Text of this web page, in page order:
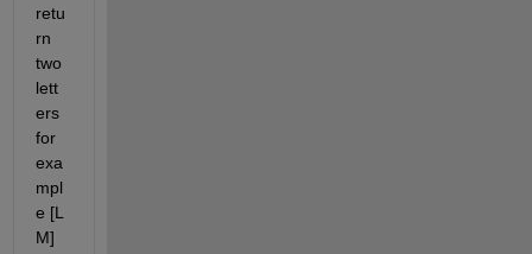
retu
rn
two
lett
ers
for
exa
mpl
e [L
M]